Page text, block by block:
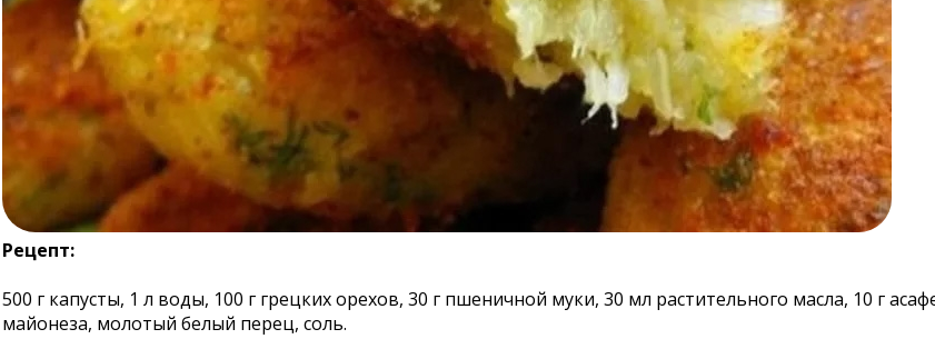
Рецепт:
500 г капусты, 1 л воды, 100 г грецких орехов, 30 г пшеничной муки, 30 мл растительного масла, 10 г
майонеза, молотый белый перец, соль.